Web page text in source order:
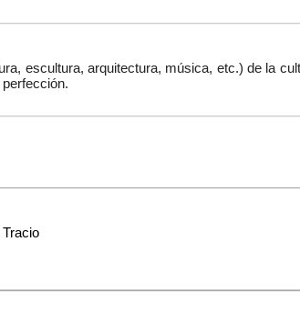
escultura, arquitectura, música, etc.) de la